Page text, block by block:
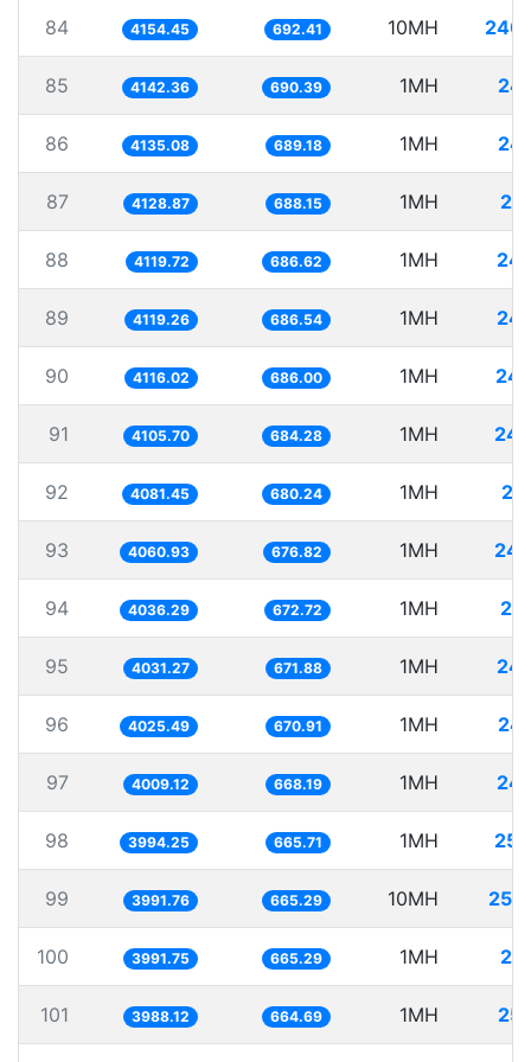
84 4154.45 692.41 10MH
85 4142.36 690.39 1MH
86 4135.08 689.18 1MH
87 4128.87 688.15 1MH
88 4119.72 686.62 1MH
89 4119.26 686.54 1MH
90 4116.02 686.00 1MH
91 4105.70 684.28 1MH
92 4081.45 680.24 1MH
93 4060.93 676.82 1MH
94 4036.29 672.72 1MH
95 4031.27 671.88 1MH
96 4025.49 670.91 1MH
97 4009.12 668.19 1MH
98 3994.25 665.71 1MH
99 3991.76 665.29 10MH
100 3991.75 665.29 1MH
101 3988.12 664.69 1MH